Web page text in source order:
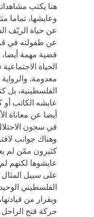
هنا يكتب
وعايشها،
عن حياة الريّف
عن طفولته في
قضية مهمة
الحياة
معدومة. والرواية
الفلسطينية، بل
عايشه الكاتب أو
أيضا عن معاناة
في سجون
وهناك جوانب
كثيرون ممّن لم
عايشوها لكنهم
على سبيل
الفلسطيني
وبقرار من
حركة فتح